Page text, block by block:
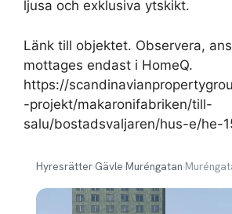
ljusa och exklusiva ytskikt.
Länk till objektet. Observera,
mottages endast i HomeQ.
https://
-projekt/makaronifabriken/till-
salu/bostadsvaljaren/hus-e/he-
Hyresrätter›Gävle›Muréngatan›